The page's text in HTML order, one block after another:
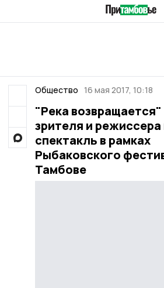
Общество 16 мая 2017, 10:18
"Река возвращается"
зрителя и режиссера
спектакль в рамках
Рыбаковского
Тамбове